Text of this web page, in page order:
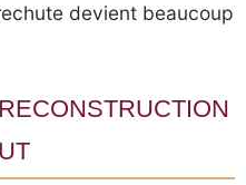
devient beaucoup